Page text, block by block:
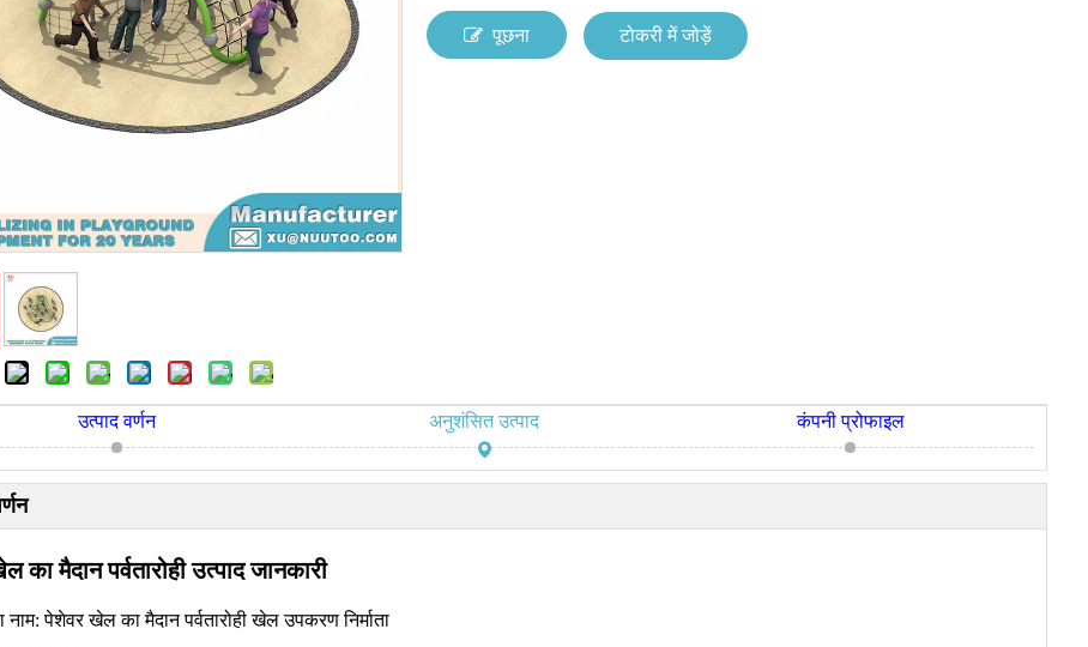
पूछना टोकरी में जोड़ें
उत्पाद वर्णन अनुशंसित उत्पाद कंपनी प्रोफाइल
का मैदान पर्वतारोहीउत्पाद जानकारी
नाम: पेशेवर खेल का मैदान पर्वतारोही खेल उपकरण निर्माता